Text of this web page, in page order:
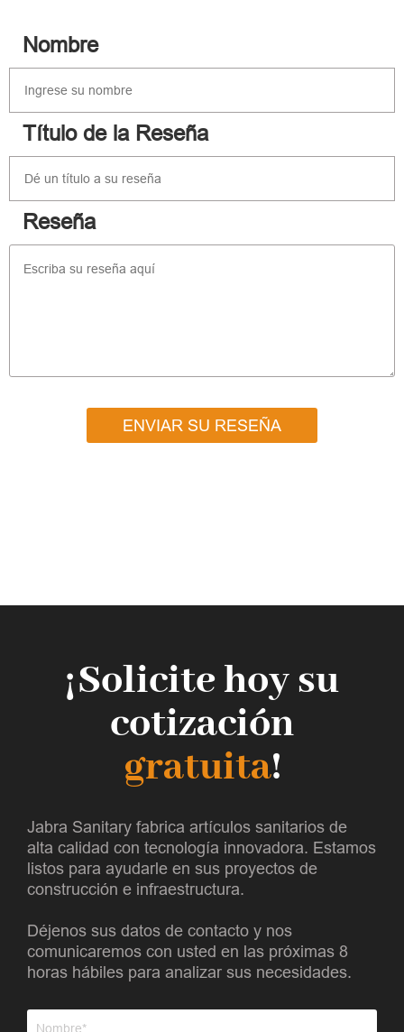
Nombre
Título de la Reseña
Reseña
ENVIAR SU RESEÑA
¡Solicite hoy su
cotización
gratuita!
Jabra Sanitary fabrica artículos sanitarios de
alta calidad con tecnología innovadora. Estamos
listos para ayudarle en sus proyectos de
construcción e infraestructura.
Déjenos sus datos de contacto y nos
comunicaremos con usted en las próximas 8
horas hábiles para analizar sus necesidades.